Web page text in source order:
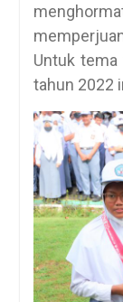
Untuk tema
tahun 2022